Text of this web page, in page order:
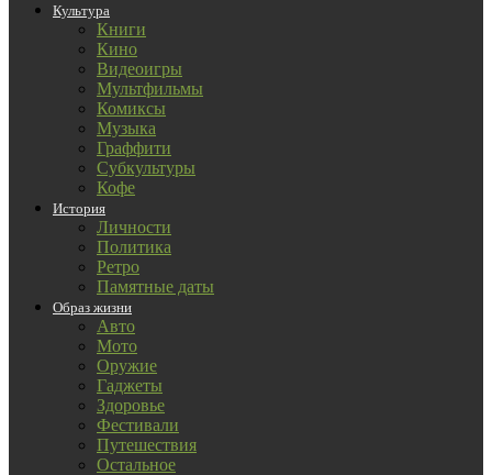
Культура
Книги
Кино
Видеоигры
Мультфильмы
Комиксы
Музыка
Граффити
Субкультуры
Кофе
История
Личности
Политика
Ретро
Памятные даты
Образ жизни
Авто
Мото
Оружие
Гаджеты
Здоровье
Фестивали
Путешествия
Остальное